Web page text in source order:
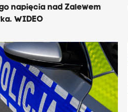
napięcia nad Zalewem
WIDEO